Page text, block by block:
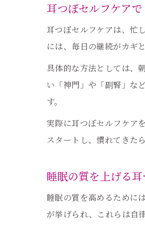
耳つぼセルフケア
耳つぼセルフケアは、忙
には、毎日の継続がカギ
具体的な方法としては、
い「神門」や「副腎」な
す。
実際に耳つぼセルフケア
スタートし、慣れてきた
睡眠の質を上げる
睡眠の質を高めるために
が挙げられ、これらは自